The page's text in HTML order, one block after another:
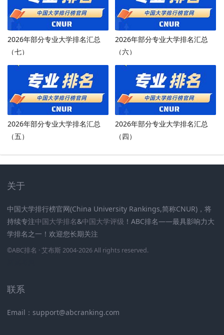
2026年部分专业大学排名汇总
（七）
2026年部分专业大学排名汇总
（六）
2026年部分专业大学排名汇总
（五）
2026年部分专业大学排名汇总
（四）
关于
中国大学排行榜官网(China University Rankings,简称CNUR)，将
持续专注中国大学排名&中国大学评级 ！ABC排名——最具影响力大
学排名之一！欢迎您长期关注
©ABC排名 · 艾布斯 2004-2026 All rights reserved.
联系
Email：support@abcranking.com